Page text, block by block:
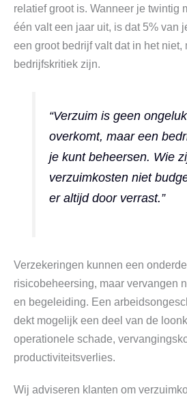
relatief groot is. Wanneer je twintig
één valt een jaar uit, is dat 5% van
een groot bedrijf valt dat in het niet,
bedrijfskritiek zijn.
“Verzuim is geen
overkomt, maar een
je kunt beheersen. Wie
verzuimkosten niet
er altijd door verrast.”
Verzekeringen kunnen een
risicobeheersing, maar vervangen
en begeleiding. Een
dekt mogelijk een deel van de
operationele schade,
productiviteitsverlies.
Wij adviseren klanten om